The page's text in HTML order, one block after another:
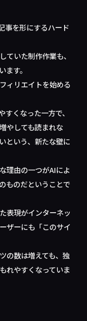
事を形にするハード
ていた制作作業も、
す。
ィリエイトを始める
くなった一方で、
やしても読まれな
という、新たな壁に
理由の一つがAIによ
ものだということで
表現がインターネッ
ザーにも「このサイ
の数は増えても、独
れやすくなっていま